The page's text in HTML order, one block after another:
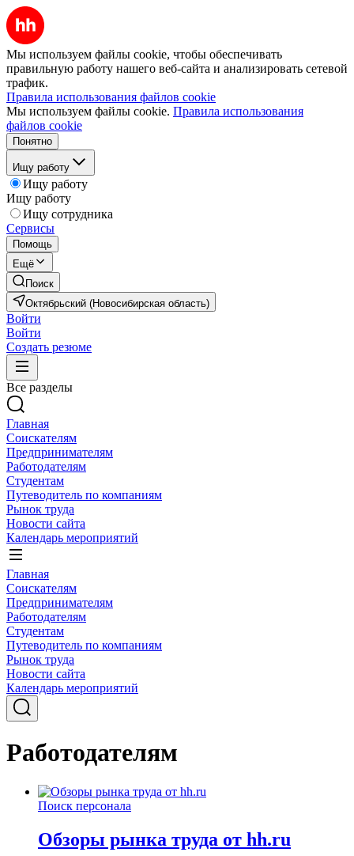
Мы используем файлы cookie, чтобы обеспечивать
правильную работу нашего веб-сайта и анализировать сетевой
трафик.
Правила использования файлов cookie
Мы используем файлы cookie. Правила использования
файлов cookie
Понятно
Ищу работу
Ищу работу
Ищу работу
Ищу сотрудника
Сервисы
Помощь
Ещё
Поиск
Октябрьский (Новосибирская область)
Войти
Войти
Создать резюме
Все разделы
Главная
Соискателям
Предпринимателям
Работодателям
Студентам
Путеводитель по компаниям
Рынок труда
Новости сайта
Календарь мероприятий
Главная
Соискателям
Предпринимателям
Работодателям
Студентам
Путеводитель по компаниям
Рынок труда
Новости сайта
Календарь мероприятий
Работодателям
Поиск персонала
Обзоры рынка труда от hh.ru